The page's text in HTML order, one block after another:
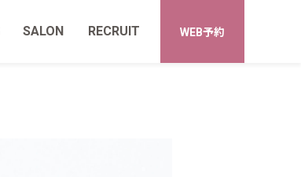
SALON RECRUIT WEB予約